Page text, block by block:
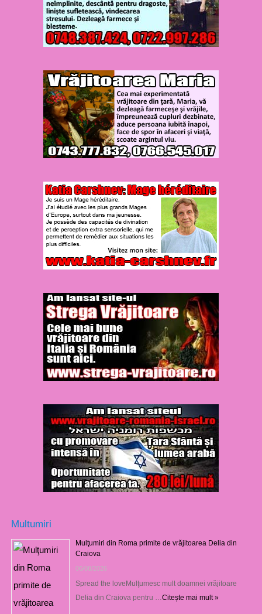
Multumiri
Mulţumiri din Roma primite de vrăjitoarea Delia din
Craiova
06/08/2026
Spread the loveMulţumesc mult doamnei vrăjitoare
Delia din Craiova pentru …Citește mai mult »